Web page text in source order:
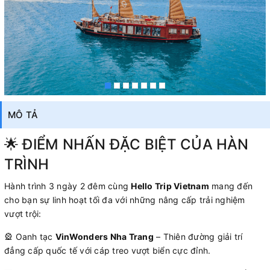
MÔ TẢ
🌟 ĐIỂM NHẤN ĐẶC BIỆT CỦA HÀN
TRÌNH
Hành trình 3 ngày 2 đêm cùngHello Trip Vietnam mang đến
cho bạn sự linh hoạt tối đa với những nâng cấp trải nghiệm
vượt trội:
🎡 Oanh tạc VinWonders Nha Trang – Thiên đường giải trí
đẳng cấp quốc tế với cáp treo vượt biển cực đỉnh.